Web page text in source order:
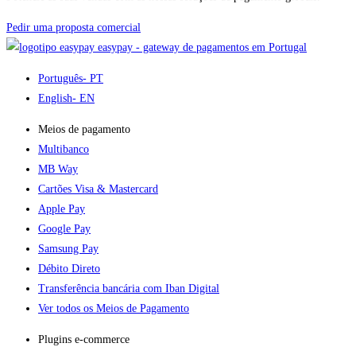
Pedir uma proposta comercial
easypay - gateway de pagamentos em Portugal
Português- PT
English- EN
Meios de pagamento
Multibanco
MB Way
Cartões Visa & Mastercard
Apple Pay
Google Pay
Samsung Pay
Débito Direto
Transferência bancária com Iban Digital
Ver todos os Meios de Pagamento
Plugins e-commerce​